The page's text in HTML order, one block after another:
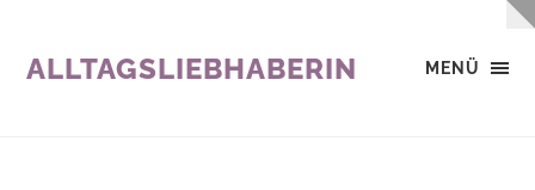
MENÜ
ALLTAGSLIEBHABERIN